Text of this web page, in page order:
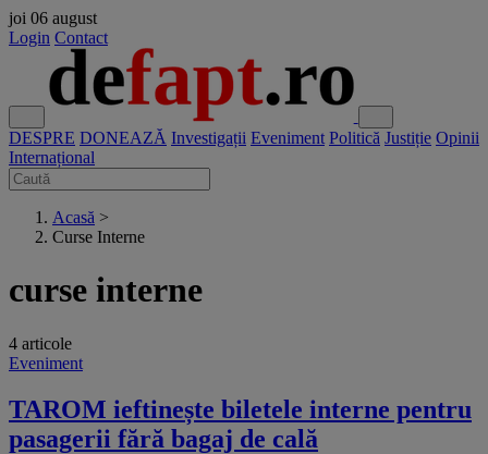
joi 06 august
Login Contact
DESPRE DONEAZĂ Investigații Eveniment Politică Justiție Opinii
Internațional
Acasă >
Curse Interne
curse interne
4 articole
Eveniment
TAROM ieftinește biletele interne pentru
pasagerii fără bagaj de cală